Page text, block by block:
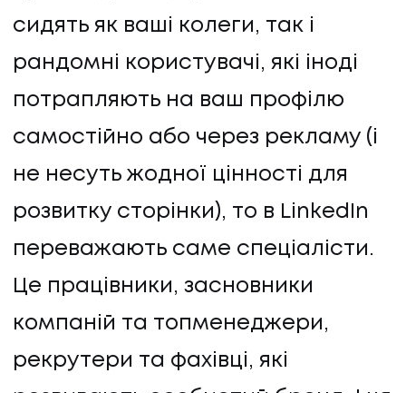
сидять як ваші колеги, так і
рандомні користувачі, які іноді
потрапляють на ваш профілю
самостійно або через рекламу (і
не несуть жодної цінності для
розвитку сторінки), то в LinkedIn
переважають саме спеціалісти.
Це працівники, засновники
компаній та топменеджери,
рекрутери та фахівці, які